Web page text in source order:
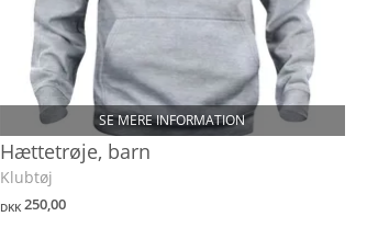
SE MERE INFORMATION
Hættetrøje, barn
Klubtøj
DKK250,00